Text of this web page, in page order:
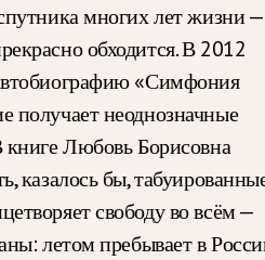
многих лет жизни —
обходится. В 2012
«Симфония
получает неоднозначные
книге Любовь Борисовна
казалось бы,
свободу во всём —
летом пребывает в